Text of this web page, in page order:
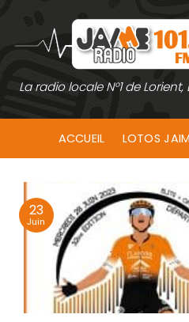
contenu
La radio locale N°1 de
ACCUEIL LOTOS
23
Juin